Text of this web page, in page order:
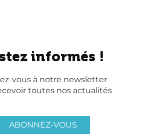
informés !
vous à notre newsletter
toutes nos actualités
ABONNEZ-VOUS